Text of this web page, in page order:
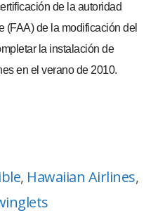
de la autoridad
(FAA) de la modificación del
la instalación de
en el verano de 2010.
, Hawaiian Airlines,